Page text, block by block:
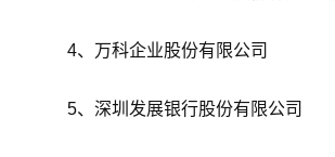
4、万科企业股份有限公司
5、深圳发展银行股份有限公司